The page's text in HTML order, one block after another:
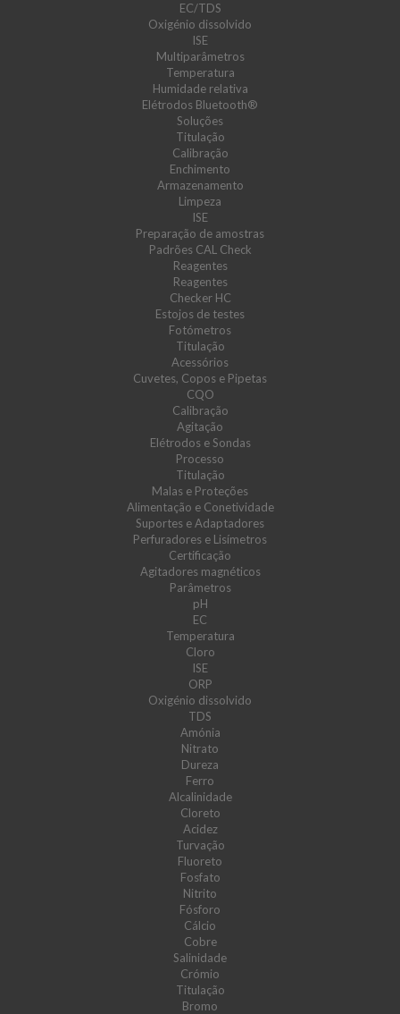
EC/TDS
Oxigénio dissolvido
ISE
Multiparâmetros
Temperatura
Humidade relativa
Elétrodos Bluetooth®
Soluções
Titulação
Calibração
Enchimento
Armazenamento
Limpeza
ISE
Preparação de amostras
Padrões CAL Check
Reagentes
Reagentes
Checker HC
Estojos de testes
Fotómetros
Titulação
Acessórios
Cuvetes, Copos e Pipetas
CQO
Calibração
Agitação
Elétrodos e Sondas
Processo
Titulação
Malas e Proteções
Alimentação e Conetividade
Suportes e Adaptadores
Perfuradores e Lisímetros
Certificação
Agitadores magnéticos
Parâmetros
pH
EC
Temperatura
Cloro
ISE
ORP
Oxigénio dissolvido
TDS
Amónia
Nitrato
Dureza
Ferro
Alcalinidade
Cloreto
Acidez
Turvação
Fluoreto
Fosfato
Nitrito
Fósforo
Cálcio
Cobre
Salinidade
Crómio
Titulação
Bromo